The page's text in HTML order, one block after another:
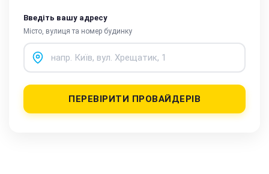
Введіть вашу адресу
Місто, вулиця та номер будинку
ПЕРЕВІРИТИ ПРОВАЙДЕРІВ